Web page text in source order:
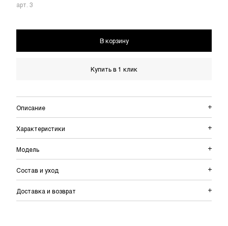
арт. 3
В корзину
Купить в 1 клик
Описание
Характеристики
Модель
Состав и уход
Доставка и возврат